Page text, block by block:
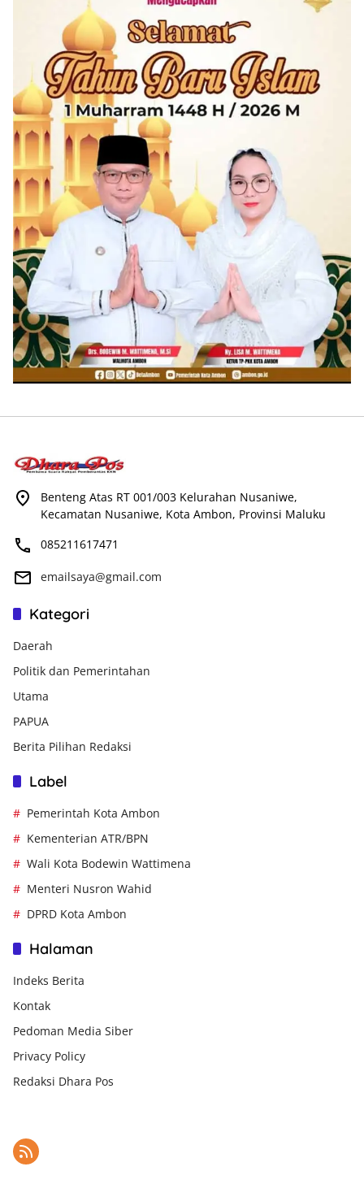
Benteng Atas RT 001/003 Kelurahan Nusaniwe,
Kecamatan Nusaniwe, Kota Ambon, Provinsi Maluku
085211617471
emailsaya@gmail.com
Kategori
Daerah
Politik dan Pemerintahan
Utama
PAPUA
Berita Pilihan Redaksi
Label
Pemerintah Kota Ambon
Kementerian ATR/BPN
Wali Kota Bodewin Wattimena
Menteri Nusron Wahid
DPRD Kota Ambon
Halaman
Indeks Berita
Kontak
Pedoman Media Siber
Privacy Policy
Redaksi Dhara Pos